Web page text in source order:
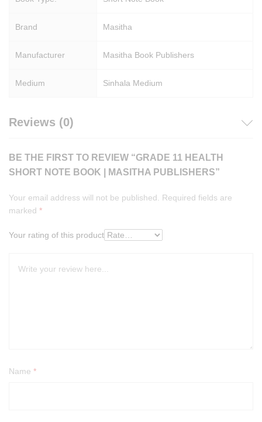
Brand Masitha
Manufacturer Masitha Book Publishers
Medium Sinhala Medium
Reviews (0)
BE THE FIRST TO REVIEW “GRADE 11 HEALTH
SHORT NOTE BOOK | MASITHA PUBLISHERS”
Your email address will not be published.
Required fields are
marked *
Your rating of this product
Name *